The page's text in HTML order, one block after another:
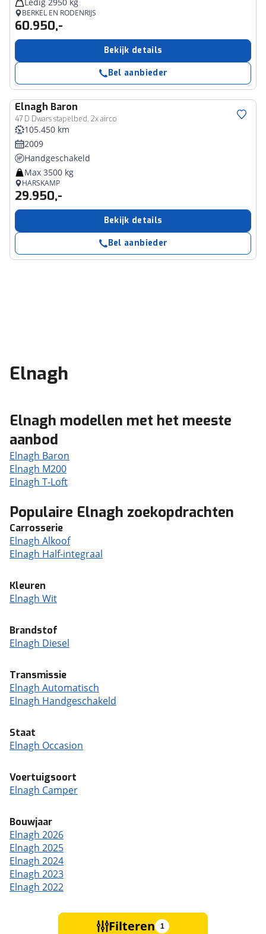
BERKEL EN RODENRIJS
60.950,-
Bekijk details
Bel aanbieder
Elnagh Baron
47 D Dwars stapelbed, 2x airco
105.450 km
2009
Handgeschakeld
Max 3500 kg
HARSKAMP
29.950,-
Bekijk details
Bel aanbieder
Elnagh
Elnagh modellen met het meeste
aanbod
Elnagh Baron
Elnagh M200
Elnagh T-Loft
Populaire Elnagh zoekopdrachten
Carrosserie
Elnagh Alkoof
Elnagh Half-integraal
Kleuren
Elnagh Wit
Brandstof
Elnagh Diesel
Transmissie
Elnagh Automatisch
Elnagh Handgeschakeld
Staat
Elnagh Occasion
Voertuigsoort
Elnagh Camper
Bouwjaar
Elnagh 2026
Elnagh 2025
Elnagh 2024
Elnagh 2023
Elnagh 2022
Filteren 1